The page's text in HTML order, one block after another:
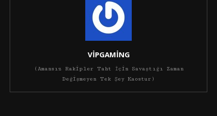
VİPGAMİNG
(Amansız Rakipler Taht İçin Savaştığı Zaman
Değişmeyen Tek Şey Kaostur)